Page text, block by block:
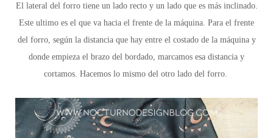
El lateral del forro tiene un lado recto y un lado que es más inclinado.
Este ultimo es el que va hacia el frente de la máquina. Para el frente
del forro, según la distancia que hay entre el costado de la máquina y
donde empieza el brazo del bordado, marcamos esa distancia y
cortamos. Hacemos lo mismo del otro lado del forro.